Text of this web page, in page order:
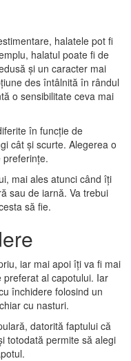
halatele pot fi
halatul poate fi de
și un caracter mai
des întâlnită în rândul
o sensibilitate ceva mai
în funcție de
cât și scurte. Alegerea o
preferințe.
mai ales atunci când îți
sau de iarnă. Va trebui
să fie.
iar mai apoi îți va fi mai
preferat al capotului. Iar
închidere folosind un
cu nasturi.
datorită faptului că
totodată permite să alegi